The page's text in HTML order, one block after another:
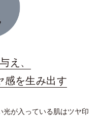
え、
感を生み出す
が入っている肌はツヤ印